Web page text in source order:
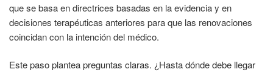
que se basa en directrices basadas en la evidencia y en
decisiones terapéuticas anteriores para que las renovaciones
coincidan con la intención del médico.
Este paso plantea preguntas claras. ¿Hasta dónde debe llegar